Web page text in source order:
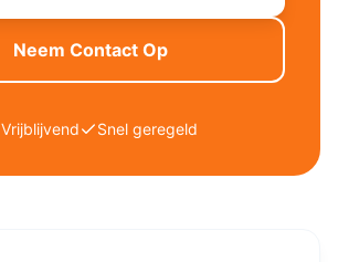
Neem Contact Op
Vrijblijvend Snel geregeld